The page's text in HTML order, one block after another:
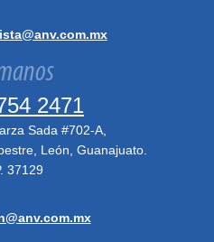
2471
Sada #702-A,
León, Guanajuato.
37129